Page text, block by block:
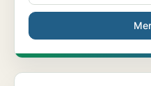
Specialpædagog og